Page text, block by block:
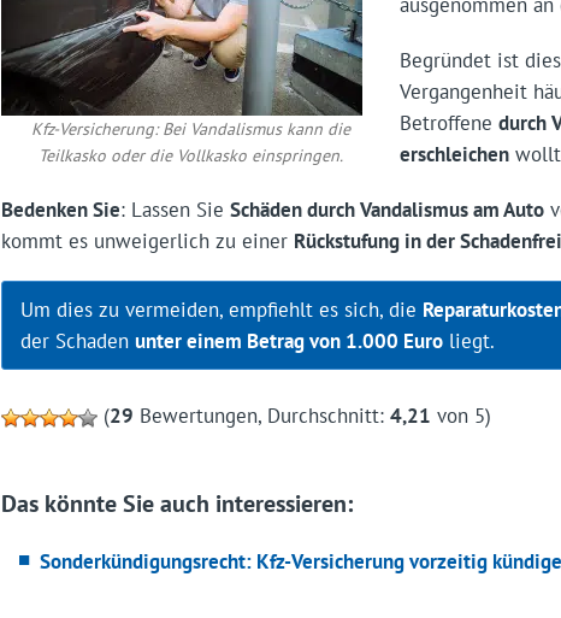
Kfz-Versicherung: Bei Vandalismus kann die
Teilkasko oder die Vollkasko einspringen.
Begründet ist
Vergangenheit
Betroffenedurch
erschleichen
Bedenken Sie: Lassen Sie Schäden durch Vandalismus am Auto
kommt es unweigerlich zu einer Rückstufung in der
Um dies zu vermeiden, empfiehlt es sich, die
der Schaden unter einem Betrag von 1.000 Euroliegt.
(29 Bewertungen, Durchschnitt: 4,21 von 5)
Das könnte Sie auch interessieren:
Sonderkündigungsrecht: Kfz-Versicherung vorzeitig